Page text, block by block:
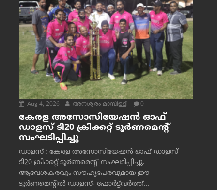
Aug 4, 2026 അനശ്വരം മാമ്പിള്ളി 0
കേരള അസോസിയേഷൻ ഓഫ്
ഡാളസ് ടി20 ക്രിക്കറ്റ് ടൂർണമെന്റ്
സംഘടിപ്പിച്ചു
ഡാളസ് : കേരള അസോസിയേഷൻ ഓഫ് ഡാളസ്
ടി20 ക്രിക്കറ്റ് ടൂർണമെന്റ് സംഘടിപ്പിച്ചു.
ആവേശകരവും സൗഹൃദപരവുമായ ഈ
ടൂർണമെന്റിൽ ഡാളസ്- ഫോർട്ട്‌വര്‍ത്ത്...